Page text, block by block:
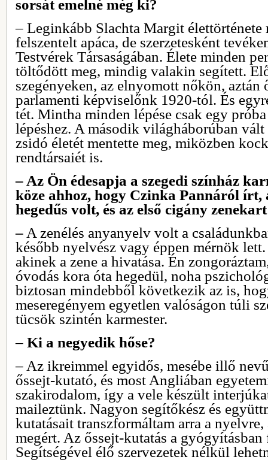
sorsát emelné még ki?
– Leginkább Slachta Margit élettörténete
felszentelt apáca, de szerzetesként
Testvérek Társaságában. Élete minden
töltődött meg, mindig valakin segített.
szegényeken, az elnyomott nőkön, aztán
parlamenti képviselőnk 1920-tól. És
tét. Mintha minden lépése csak egy
lépéshez. A második világháborúban
zsidó életét mentette meg, miközben
rendtársaiét is.
‒ Az Ön édesapja a szegedi színház
köze ahhoz, hogy Czinka Pannáról írt,
hegedűs volt, és az első cigány
‒ A zenélés anyanyelv volt a
később nyelvész vagy éppen mérnök
akinek a zene a hivatása. Én
óvodás kora óta hegedül, noha
biztosan mindebből következik az is,
meseregényem egyetlen valóságon túli
tücsök szintén karmester.
‒ Ki a negyedik hőse?
‒ Az ikreimmel egyidős, mesébe illő
őssejt-kutató, és most Angliában
szakirodalom, így a vele készült
maileztünk. Nagyon segítőkész és
kutatásait transzformáltam arra a
megért. Az őssejt-kutatás a
Segítségével élő szervezetek nélkül